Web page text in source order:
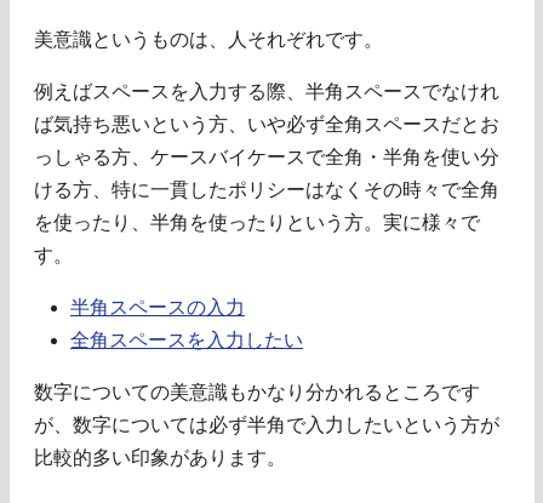
美意識というものは、人それぞれです。
例えばスペースを入力する際、半角スペースでなけれ
ば気持ち悪いという方、いや必ず全角スペースだとお
っしゃる方、ケースバイケースで全角・半角を使い分
ける方、特に一貫したポリシーはなくその時々で全角
を使ったり、半角を使ったりという方。実に様々で
す。
半角スペースの入力
全角スペースを入力したい
数字についての美意識もかなり分かれるところです
が、数字については必ず半角で入力したいという方が
比較的多い印象があります。